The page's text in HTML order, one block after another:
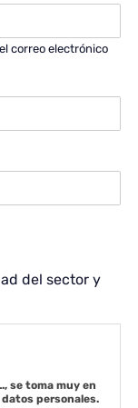
correo electrónico
del sector y
se toma muy en
personales.